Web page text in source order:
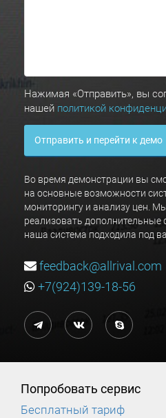
Нажимая «Отправить», вы
нашей политикой
Отправить и перейти к демо
Во время демонстрации вы
на основные возможности
мониторингу и анализу цен.
реализовать дополнительные
наша система подходила под
feedback@allrival.com
+7(924)139-18-56
Попробовать сервис
Бесплатный тариф